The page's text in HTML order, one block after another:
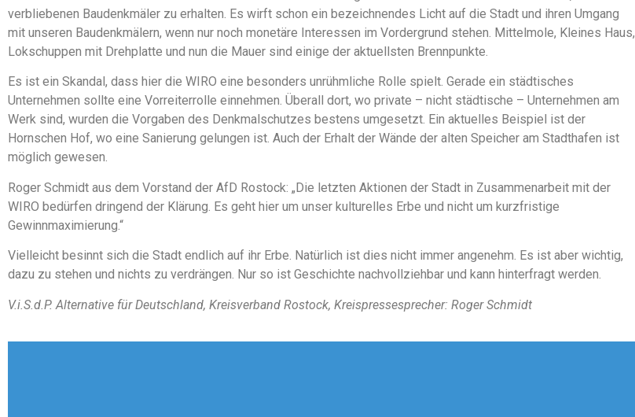
verbliebenen Baudenkmäler zu erhalten. Es wirft schon ein bezeichnendes Licht auf die Stadt und ihren Umgang
mit unseren Baudenkmälern, wenn nur noch monetäre Interessen im Vordergrund stehen. Mittelmole, Kleines Haus,
Lokschuppen mit Drehplatte und nun die Mauer sind einige der aktuellsten Brennpunkte.
Es ist ein Skandal, dass hier die WIRO eine besonders unrühmliche Rolle spielt. Gerade ein städtisches
Unternehmen sollte eine Vorreiterrolle einnehmen. Überall dort, wo private – nicht städtische – Unternehmen am
Werk sind, wurden die Vorgaben des Denkmalschutzes bestens umgesetzt. Ein aktuelles Beispiel ist der
Hornschen Hof, wo eine Sanierung gelungen ist. Auch der Erhalt der Wände der alten Speicher am Stadthafen ist
möglich gewesen.
Roger Schmidt aus dem Vorstand der AfD Rostock: „Die letzten Aktionen der Stadt in Zusammenarbeit mit der
WIRO bedürfen dringend der Klärung. Es geht hier um unser kulturelles Erbe und nicht um kurzfristige
Gewinnmaximierung.“
Vielleicht besinnt sich die Stadt endlich auf ihr Erbe. Natürlich ist dies nicht immer angenehm. Es ist aber wichtig,
dazu zu stehen und nichts zu verdrängen. Nur so ist Geschichte nachvollziehbar und kann hinterfragt werden.
V.i.S.d.P. Alternative für Deutschland, Kreisverband Rostock, Kreispressesprecher: Roger Schmidt